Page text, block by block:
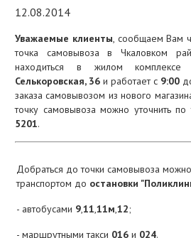
12.08.2014
Уважаемые клиенты, сообщаем Вам
точка самовывоза в Чкаловком
находиться в жилом
Селькоровская, 36 и работает с 9:00
заказа самовывозом из нового
точку самовывоза можно уточнить
5201.
Добраться до точки самовывоза
транспортом до остановки
- автобусами 9,11,11м,12;
- маршрутными такси 016 и 024.